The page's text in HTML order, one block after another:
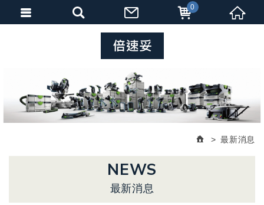
最新消息
NEWS
最新消息
0